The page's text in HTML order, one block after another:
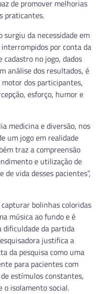
de promover melhorias
praticantes.
surgiu da necessidade em
por conta da
no jogo, dados
análise dos resultados, é
dos participantes,
esforço, humor e
medicina e diversão, nos
um jogo em realidade
traz a compreensão
e utilização de
vida desses pacientes”,
bolinhas coloridas
música ao fundo e é
da partida
justifica a
da pesquisa como uma
para pacientes com
estímulos constantes,
o isolamento social.